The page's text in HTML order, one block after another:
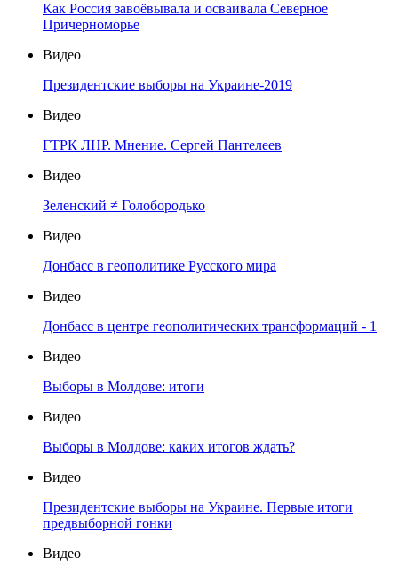
Как Россия завоёвывала и осваивала Северное
Причерноморье
Видео
Президентские выборы на Украине-2019
Видео
ГТРК ЛНР. Мнение. Сергей Пантелеев
Видео
Зеленский ≠ Голобородько
Видео
Донбасс в геополитике Русского мира
Видео
Донбасс в центре геополитических трансформаций - 1
Видео
Выборы в Молдове: итоги
Видео
Выборы в Молдове: каких итогов ждать?
Видео
Президентские выборы на Украине. Первые итоги
предвыборной гонки
Видео